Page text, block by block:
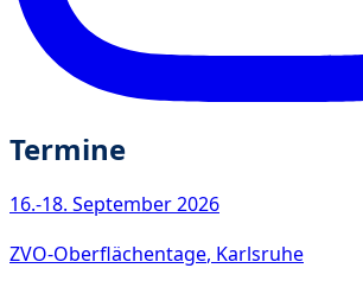
Termine
16.-18. September 2026
ZVO-Oberflächentage, Karlsruhe